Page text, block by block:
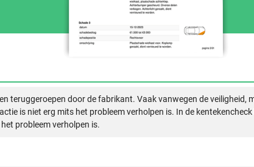
teruggeroepen door de fabrikant. Vaak vanwegen de veiligheid,
is niet erg mits het probleem verholpen is. In de
probleem verholpen is.